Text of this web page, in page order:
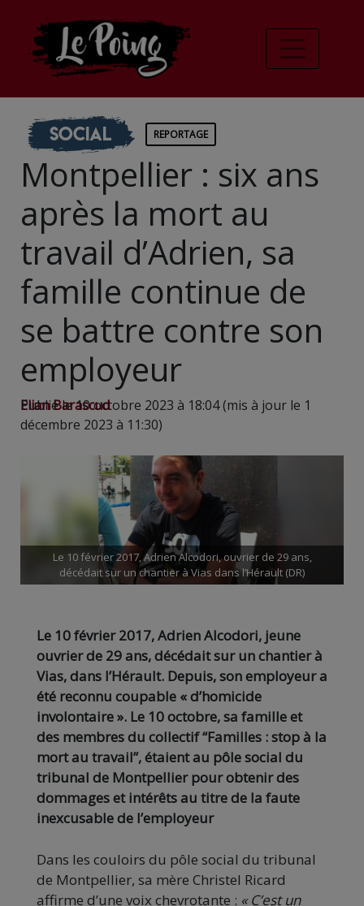
Social REPORTAGE
Montpellier : six ans
après la mort au
travail d’Adrien, sa
famille continue de
se battre contre son
employeur
Elian Barascud
Publié le 10 octobre 2023 à 18:04 (mis à jour le 1
décembre 2023 à 11:30)
Le 10 février 2017, Adrien Alcodori, ouvrier de 29 ans,
décédait sur un chantier à Vias dans l’Hérault (DR)
Le 10 février 2017, Adrien Alcodori, jeune
ouvrier de 29 ans, décédait sur un chantier à
Vias, dans l’Hérault. Depuis, son employeur a
été reconnu coupable « d’homicide
involontaire ». Le 10 octobre, sa famille et
des membres du collectif “Familles : stop à la
mort au travail”, étaient au pôle social du
tribunal de Montpellier pour obtenir des
dommages et intérêts au titre de la faute
inexcusable de l’employeur
Dans les couloirs du pôle social du tribunal
de Montpellier, sa mère Christel Ricard
affirme d’une voix chevrotante : « C’est un